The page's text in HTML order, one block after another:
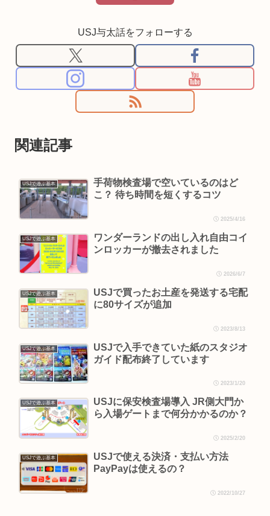
USJ与太話をフォローする
関連記事
USJで遊ぶ基本
手荷物検査場で空いているのはど
こ？ 待ち時間を短くするコツ
2025/4/16
USJで遊ぶ基本
ワンダーランドの出し入れ自由コイ
ンロッカーが撤去されました
2026/6/7
USJで遊ぶ基本
USJで買ったお土産を発送する宅配
に80サイズが追加
2023/8/13
USJで遊ぶ基本
USJで入手できていた紙のスタジオ
ガイド配布終了しています
2023/1/20
USJで遊ぶ基本
USJに保安検査場導入 JR側大門か
ら入場ゲートまで何分かかるのか？
2025/2/20
USJで遊ぶ基本
USJで使える決済・支払い方法
PayPayは使えるの？
2022/10/27